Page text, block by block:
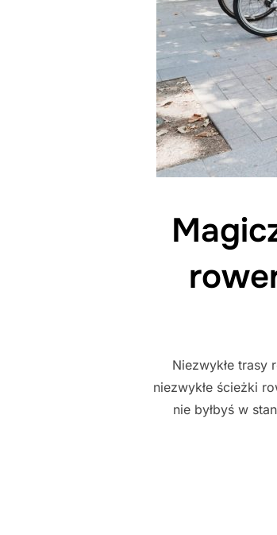
Niezwykłe trasy
niezwykłe ścieżki
nie byłbyś w